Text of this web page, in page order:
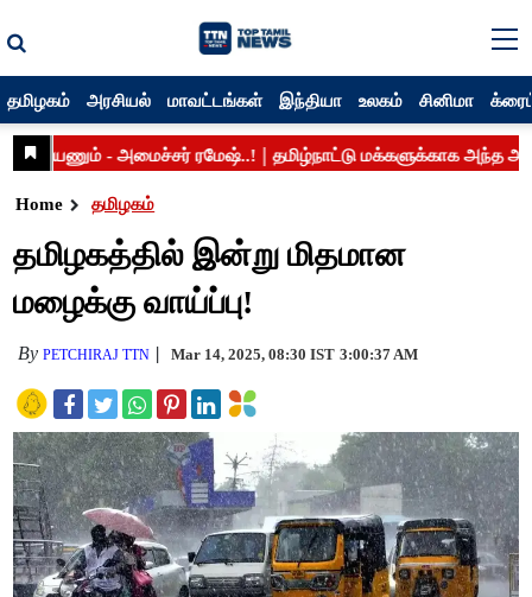
தமிழகம் அரசியல் மாவட்டங்கள் இந்தியா உலகம் சினிமா
Home தமிழகம்
தமிழகத்தில் இன்று மிதமான
மழைக்கு வாய்ப்பு!
ByPETCHIRAJ TTN Mar 14, 2025, 08:30 IST 3:00:37 AM